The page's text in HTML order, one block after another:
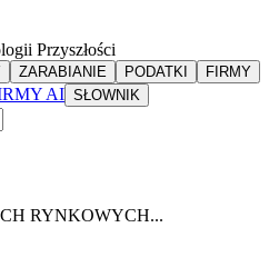
Przyszłości
ZARABIANIE PODATKI
FIRMY
AI SŁOWNIK
RYNKOWYCH...